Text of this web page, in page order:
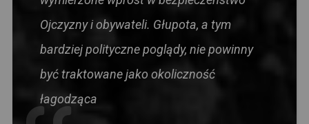
Ojczyzny i obywateli. Głupota, a tym
bardziej polityczne poglądy, nie powinny
być traktowane jako okoliczność
łagodząca